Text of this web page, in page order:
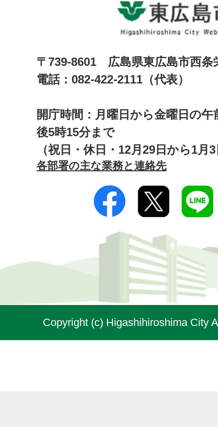
〒739-8601 広島県東広島市西
電話：082-422-2111（代表）
開庁時間：月曜日から金曜日の午
後5時15分まで
（祝日・休日・12月29日から1月
各部署の主な業務と連絡先
Copyright (c) Higashihiroshima City